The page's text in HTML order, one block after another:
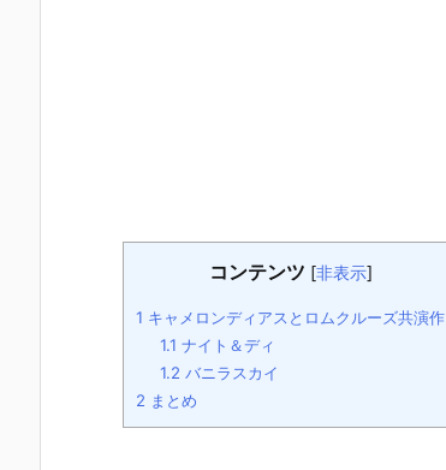
コンテンツ [非表示]
1 キャメロンディアスとロムクルーズ共演作
1.1 ナイト＆ディ
1.2 バニラスカイ
2 まとめ